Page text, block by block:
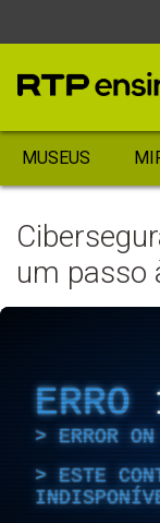
MUSEUS
um passo
ERRO
ERROR
ESTE